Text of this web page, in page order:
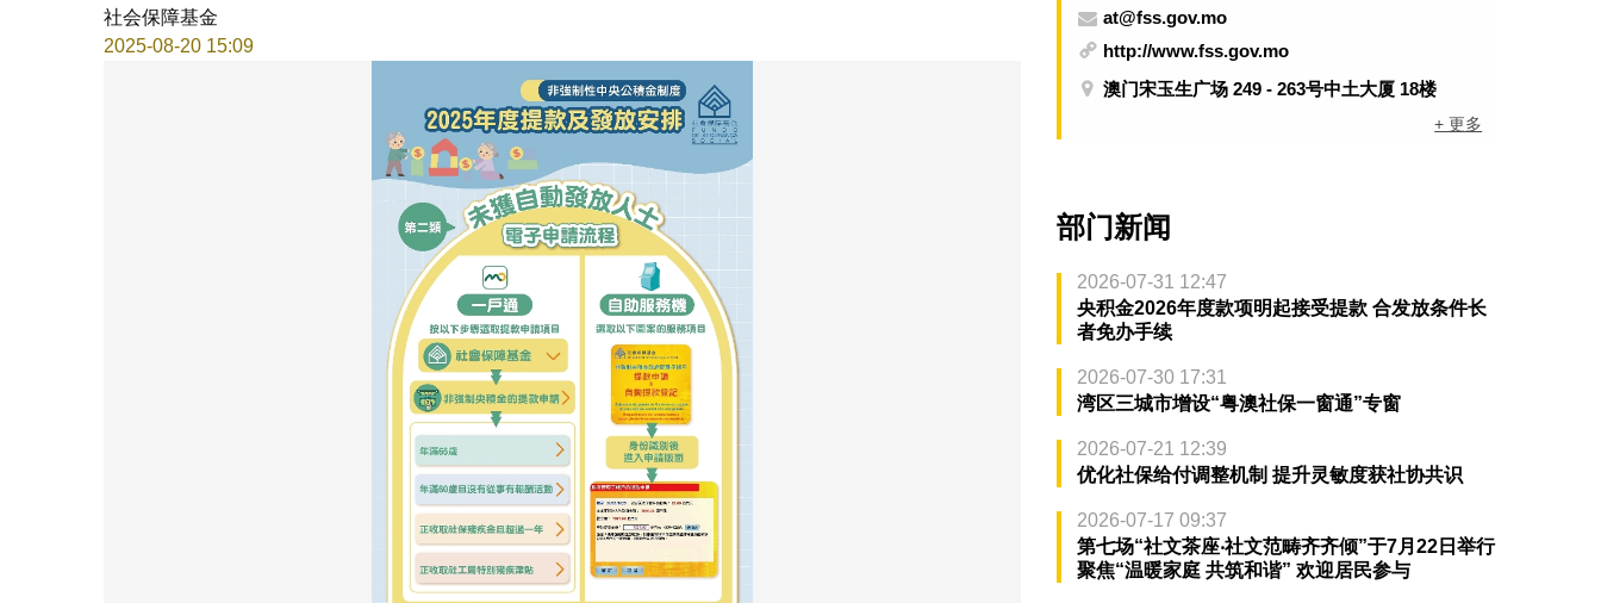
社会保障基金
2025-08-20 15:09
at@fss.gov.mo
http://www.fss.gov.mo
澳门宋玉生广场 249 - 263号中土大厦 18楼
+ 更多
部门新闻
2026-07-31 12:47
央积金2026年度款项明起接受提款 合发放条件长
者免办手续
2026-07-30 17:31
湾区三城市增设“粤澳社保一窗通”专窗
2026-07-21 12:39
优化社保给付调整机制 提升灵敏度获社协共识
2026-07-17 09:37
第七场“社文茶座‧社文范畴齐齐倾”于7月22日举行
聚焦“温暖家庭 共筑和谐” 欢迎居民参与